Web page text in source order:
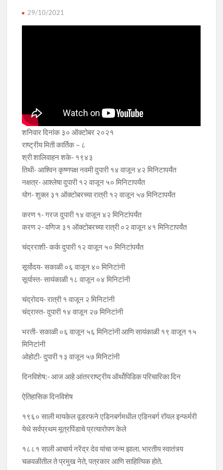
29/10/2021
शनिवार दिनांक ३० ऑक्टोबर २०२१
राष्ट्रीय मिती कार्तिक – ८
श्री शालिवाहन शके- १९४३
तिथी- आश्विन कृष्णपक्ष नवमी दुपारी १४ वाजून ४२ मिनिटापर्यंत
नक्षत्र- आश्लेषा दुपारी १२ वाजून ५० मिनिटापर्यंत
योग- शुक्ल ३१ ऑक्टोबरच्या रात्री १२ वाजून ५७ मिनिटापर्यंत
करण १- गरज दुपारी १४ वाजून ४२ मिनिटांपर्यंत
करण २- वणिज ३१ ऑक्टोबरच्या रात्री ०२ वाजून ४१ मिनिटापर्यंत
चंद्रराशी- कर्क दुपारी १२ वाजून ५० मिनिटांपर्यंत
सूर्योदय- सकाळी ०६ वाजून ४० मिनिटांनी
सूर्यास्त- सायंकाळी १८ वाजून ०४ मिनिटांनी
चंद्रोदय- रात्री १ वाजून २ मिनिटांनी
चंद्रास्त- दुपारी १४ वाजून २७ मिनिटांनी
भरती- सकाळी ०६ वाजून ५६ मिनिटांनी आणि सायंकाळी १९ वाजून १५
मिनिटांनी
ओहोटी- दुपारी १३ वाजून ५७ मिनिटांनी
दिनविशेष:- आज आहे आंतरराष्ट्रीय ऑर्थोपिडिक परिचारिका दिन
ऐतिहासिक दिनविशेष
१९६० साली मायकेल वूडरफने एडिनबर्गमधील एडिनबर्ग रॉयल इन्फर्मरी
येथे सर्वप्रथम मूत्रपिंडाचे प्रत्यारोपण केले
१८८१ साली आचार्य नरेंद्र देव यांचा जन्म झाला. भारतीय स्वातंत्र्य
चळवळीतील ते प्रमुख नेते, पत्रकार आणि साहित्यिक होते.